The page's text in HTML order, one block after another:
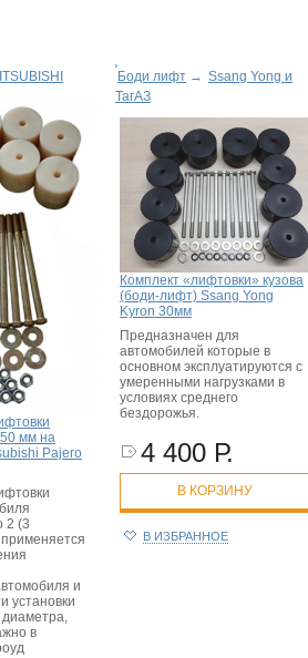
50 мм на
Pajero
2 (3
и
установки
диаметра,
в
Боди лифт → Ssang Yong и
ТагАЗ
Комплект «лифтовки» кузова
(боди-лифт) Ssang Yong
Kyron 30мм
Предназначен для
автомобилей которые в
основном эксплуатируются с
умеренными нагрузками в
условиях среднего
бездорожья.
4 400 Р.
В КОРЗИНУ
В ИЗБРАННОЕ